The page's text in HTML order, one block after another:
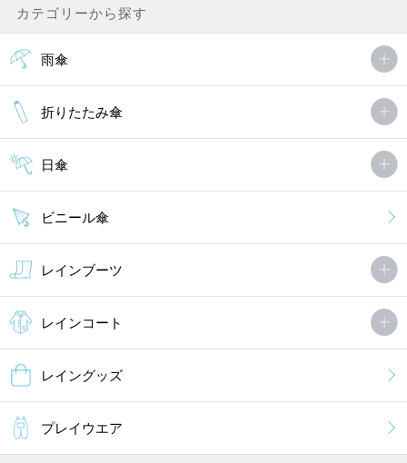
カテゴリーから探す
雨傘
折りたたみ傘
日傘
ビニール傘
レインブーツ
レインコート
レイングッズ
プレイウエア